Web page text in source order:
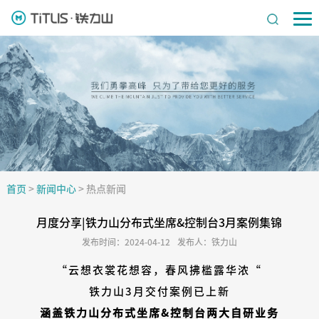
首页 > 新闻中心> 热点新闻
月度分享|铁力山分布式坐席&控制台3月案例集锦
发布时间：2024-04-12 发布人：铁力山
“云想衣裳花想容，春风拂槛露华浓“
铁力山3月交付案例已上新
涵盖铁力山分布式坐席&控制台两大自研业务